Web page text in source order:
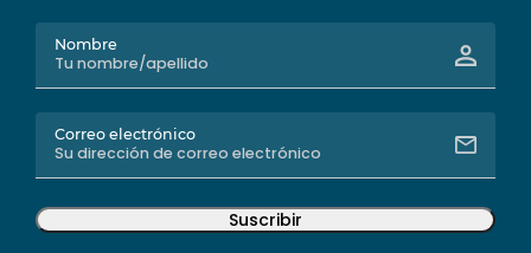
Nombre
Correo electrónico
Suscribir